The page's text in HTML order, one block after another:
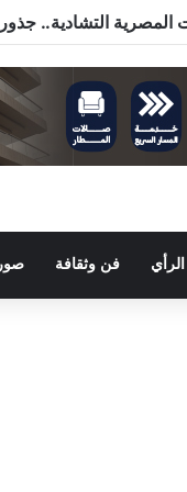
الرأي فن وثقافة